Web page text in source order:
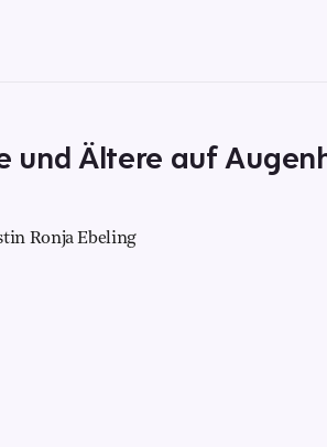
und Ältere auf
Ronja Ebeling